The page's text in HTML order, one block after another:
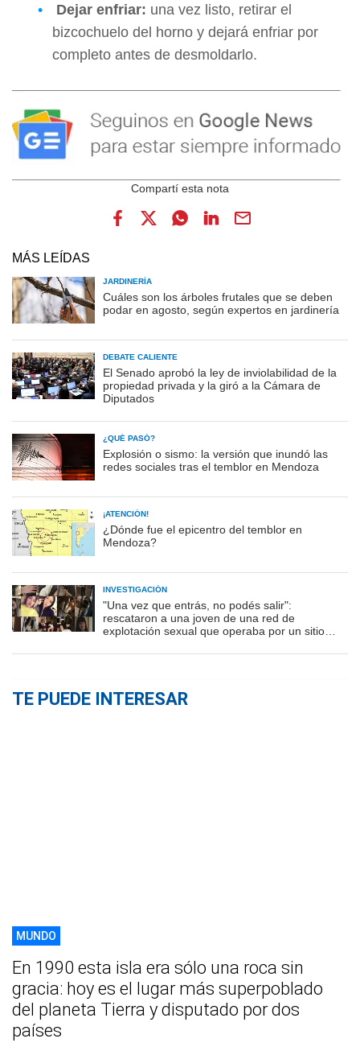
Dejar enfriar: una vez listo, retirar el
bizcochuelo del horno y dejará enfriar por
completo antes de desmoldarlo.
MÁS LEÍDAS
JARDINERÍA
Cuáles son los árboles frutales que se deben
podar en agosto, según expertos en jardinería
DEBATE CALIENTE
El Senado aprobó la ley de inviolabilidad de la
propiedad privada y la giró a la Cámara de
Diputados
¿QUÉ PASÓ?
Explosión o sismo: la versión que inundó las
redes sociales tras el temblor en Mendoza
¡ATENCIÓN!
¿Dónde fue el epicentro del temblor en
Mendoza?
INVESTIGACIÓN
"Una vez que entrás, no podés salir":
rescataron a una joven de una red de
explotación sexual que operaba por un sitio
TE PUEDE INTERESAR
MUNDO
En 1990 esta isla era sólo una roca sin
gracia: hoy es el lugar más superpoblado
del planeta Tierra y disputado por dos
países